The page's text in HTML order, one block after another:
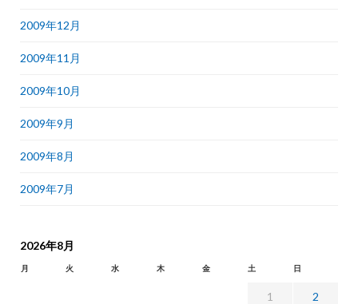
2009年12月
2009年11月
2009年10月
2009年9月
2009年8月
2009年7月
2026年8月
月 火 水 木 金 土 日
1 2